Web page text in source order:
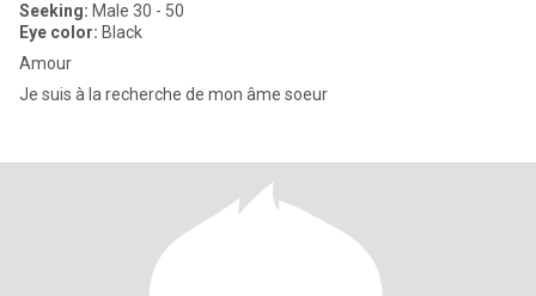
Seeking: Male 30 - 50
Eye color: Black
Amour
Je suis à la recherche de mon âme soeur